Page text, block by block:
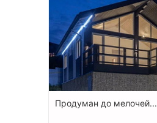
Продуман до мелочей...